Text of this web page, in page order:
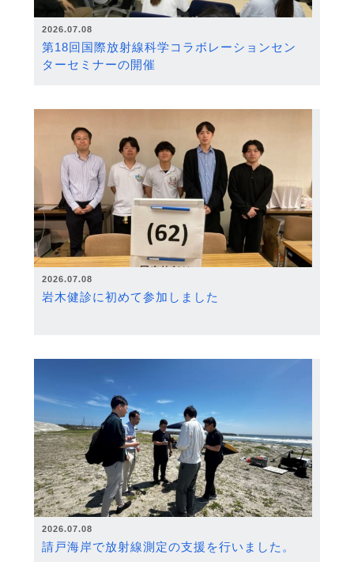
2026.07.08
第18回国際放射線科学コラボレーションセン
ターセミナーの開催
2026.07.08
岩木健診に初めて参加しました
2026.07.08
請戸海岸で放射線測定の支援を行いました。